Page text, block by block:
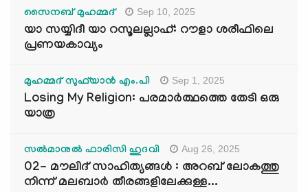
സൈനബ് മുഹമ്മദ് Sep 10, 2025
യാ സയ്യിദീ യാ റസൂലല്ലാഹ്: റൗളാ ശരീഫിലെ
പ്രണയകാവ്യം
മുഹമ്മദ് സുഫ്‌യാൻ എം.പി Sep 1, 2025
Losing My Religion: പരമാർത്ഥത്തെ തേടി ഒരു
യാത്ര
സൽമാനുൽ ഫാരിസി ഹുദവി Aug 26, 2025
02- മൗലിദ് സാഹിത്യങ്ങൾ : അറബ് ലോകത്തു
നിന്ന് മലബാർ തീരങ്ങളിലേക്കുള്ള...